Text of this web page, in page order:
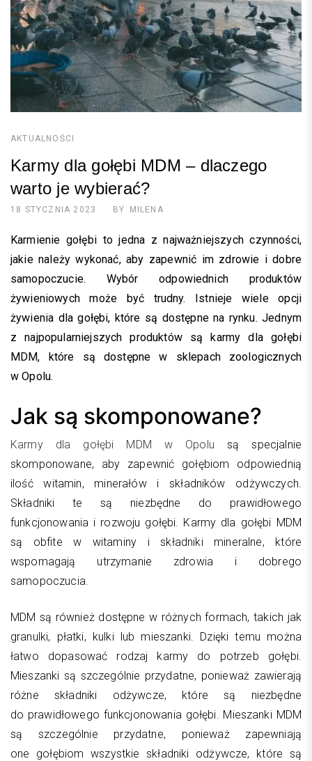
AKTUALNOŚCI
Karmy dla gołębi MDM – dlaczego
warto je wybierać?
18 STYCZNIA 2023 BY MILENA
Karmienie gołębi to jedna z najważniejszych czynności,
jakie należy wykonać, aby zapewnić im zdrowie i dobre
samopoczucie. Wybór odpowiednich produktów
żywieniowych może być trudny. Istnieje wiele opcji
żywienia dla gołębi, które są dostępne na rynku. Jednym
z najpopularniejszych produktów są karmy dla gołębi
MDM, które są dostępne w sklepach zoologicznych
w Opolu.
Jak są skomponowane?
Karmy dla gołębi MDM w Opolu są specjalnie
skomponowane, aby zapewnić gołębiom odpowiednią
ilość witamin, minerałów i składników odżywczych.
Składniki te są niezbędne do prawidłowego
funkcjonowania i rozwoju gołębi. Karmy dla gołębi MDM
są obfite w witaminy i składniki mineralne, które
wspomagają utrzymanie zdrowia i dobrego
samopoczucia.
MDM są również dostępne w różnych formach, takich jak
granulki, płatki, kulki lub mieszanki. Dzięki temu można
łatwo dopasować rodzaj karmy do potrzeb gołębi.
Mieszanki są szczególnie przydatne, ponieważ zawierają
różne składniki odżywcze, które są niezbędne
do prawidłowego funkcjonowania gołębi. Mieszanki MDM
są szczególnie przydatne, ponieważ zapewniają
one gołębiom wszystkie składniki odżywcze, które są